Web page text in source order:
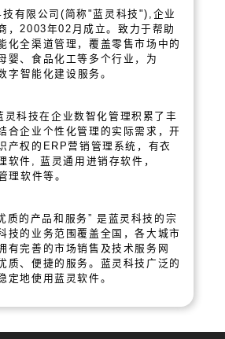
有限公司(简称"蓝灵科技"),企业
，2003年02月成立。致力于帮助
化全渠道管理，覆盖零售市场中的
婴、食品化工等多个行业，为
字智能化建设服务。
科技在企业数智化管理积累了丰
合企业个性化管理的实际需求，开
产权的ERP营销管理系统，有衣
软件, 蓝灵通用进销存软件，
理软件等。
的产品和服务” 是蓝灵科技的宗
技的业务范围覆盖全国，各大城市
有完善的市场销售及技术服务网
质、便捷的服务。蓝灵科技广泛的
定地使用蓝灵软件。